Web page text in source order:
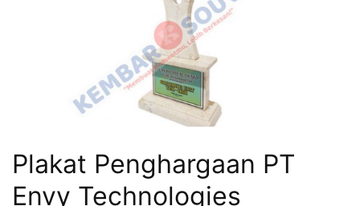
Plakat Penghargaan PT
Envy Technologies